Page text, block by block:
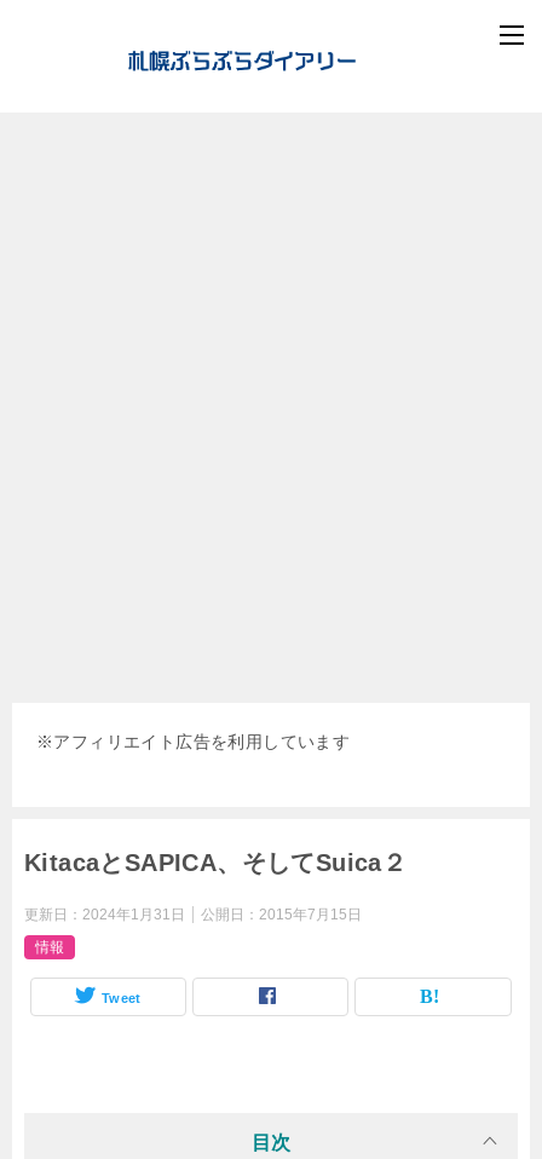
※アフィリエイト広告を利用しています
KitacaとSAPICA、そしてSuica２
更新日： 2024年1月31日 公開日： 2015年7月15日
情報
Tweet
目次